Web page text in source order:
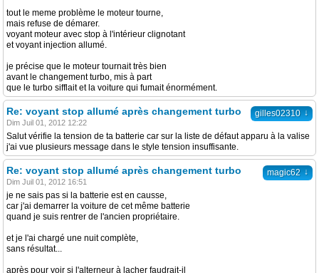
tout le meme problème le moteur tourne,
mais refuse de démarer.
voyant moteur avec stop à l'intérieur clignotant
et voyant injection allumé.
je précise que le moteur tournait très bien
avant le changement turbo, mis à part
que le turbo sifflait et la voiture qui fumait énormément.
gilles02310 ↓
Re: voyant stop allumé après changement turbo
Dim Juil 01, 2012 12:22
Salut vérifie la tension de ta batterie car sur la liste de défaut apparu à la valise
j'ai vue plusieurs message dans le style tension insuffisante.
magic62 ↓
Re: voyant stop allumé après changement turbo
Dim Juil 01, 2012 16:51
je ne sais pas si la batterie est en causse,
car j'ai demarrer la voiture de cet même batterie
quand je suis rentrer de l'ancien propriétaire.
et je l'ai chargé une nuit complète,
sans résultat...
après pour voir si l'alterneur à lacher faudrait-il